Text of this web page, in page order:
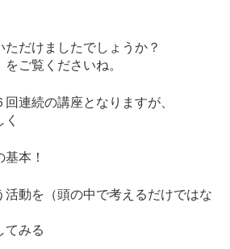
だけましたでしょうか？
をご覧くださいね。
連続の講座となりますが、
本！
活動を（頭の中で考えるだけではな
てみる